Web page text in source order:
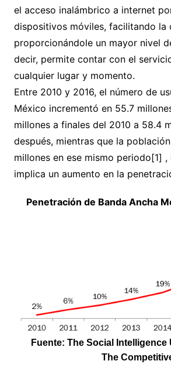
el acceso inalámbrico a internet
dispositivos móviles, facilitando la
proporcionándole un mayor nivel
decir, permite contar con el
cualquier lugar y momento.
Entre 2010 y 2016, el número de
México incrementó en 55.7
millones a finales del 2010 a 58.4
después, mientras que la
millones en ese mismo periodo[1] ,
implica un aumento en la
Penetración de Banda Ancha
Fuente: The Social
The